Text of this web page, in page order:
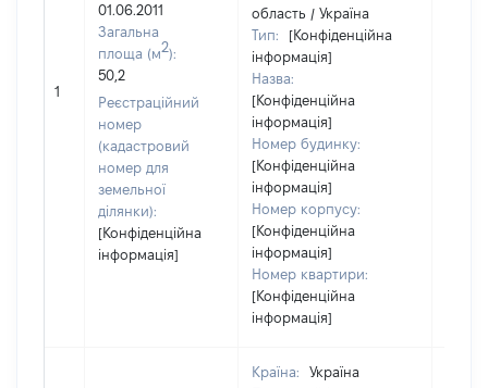
1
01.06.2011
Загальна
площа (м2):
50,2
Реєстраційний
номер
(кадастровий
номер для
земельної
ділянки):
[Конфіденційна
інформація]
область / Україна
Тип:
[Конфіденційна
інформація]
Назва:
[Конфіденційна
інформація]
Номер будинку:
[Конфіденційна
інформація]
Номер корпусу:
[Конфіденційна
інформація]
Номер квартири:
[Конфіденційна
інформація]
Країна:
Україна